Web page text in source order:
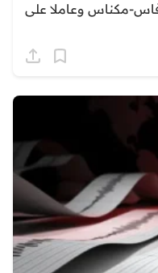
مكناس وعاملا على